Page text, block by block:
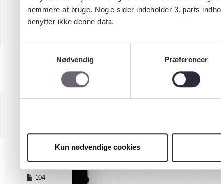
nemmere at bruge. Nogle sider indeholder 3. parts
benytter ikke denne data.
Nødvendig
Præferencer
Kun nødvendige cookies
88
89
90
97
100
104